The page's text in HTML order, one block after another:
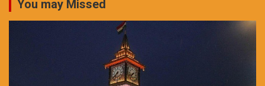
You may Missed